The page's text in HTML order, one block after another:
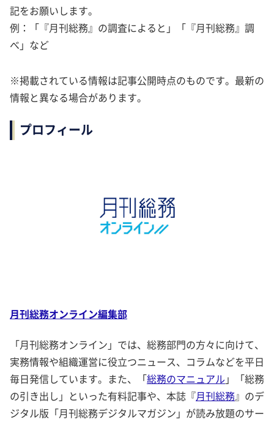
記をお願いします。
例：「『月刊総務』の調査によると」「『月刊総務』調
べ」など
※掲載されている情報は記事公開時点のものです。最新の
情報と異なる場合があります。
プロフィール
月刊総務オンライン編集部
「月刊総務オンライン」では、総務部門の方々に向けて、
実務情報や組織運営に役立つニュース、コラムなどを平日
毎日発信しています。また、「総務のマニュアル 」「総務
の引き出し」といった有料記事や、本誌『月刊総務』のデ
ジタル版「月刊総務デジタルマガジン」が読み放題のサー